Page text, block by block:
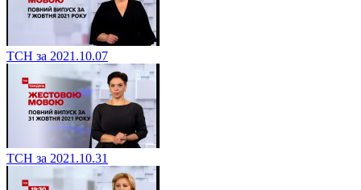
ТСН за 2021.10.07
ТСН за 2021.10.31